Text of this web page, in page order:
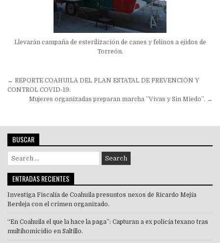
Llevarán campaña de esterilización de canes y felinos a ejidos de
Torreón.
Navegación
de
entradas
← REPORTE COAHUILA DEL PLAN ESTATAL DE PREVENCIÓN Y
CONTROL COVID-19.
Mujeres organizadas preparan marcha ”Vivas y Sin Miedo”. →
BUSCAR
Search
for:
ENTRADAS RECIENTES
Investiga Fiscalía de Coahuila presuntos nexos de Ricardo Mejía
Berdeja con el crimen organizado.
“En Coahuila el que la hace la paga”: Capturan a ex policía texano tras
multihomicidio en Saltillo.